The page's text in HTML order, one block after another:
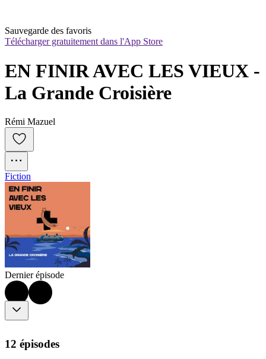
Sauvegarde des favoris
Télécharger gratuitement dans l'App Store
EN FINIR AVEC LES VIEUX -
La Grande Croisière
Rémi Mazuel
Fiction
Dernier épisode
12 épisodes